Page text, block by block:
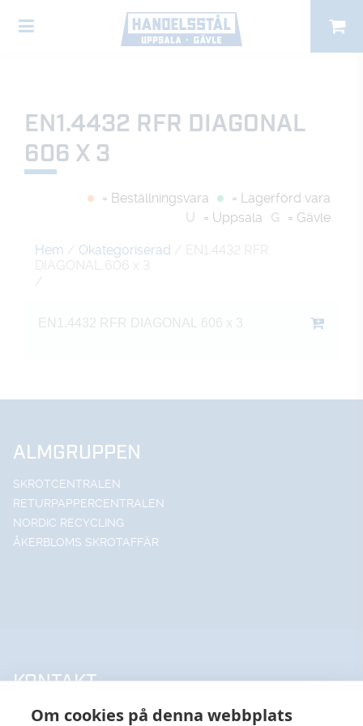
Om cookies på denna webbplats
EN1.4432 RFR DIAGONAL
606 X 3
= Beställningsvara
= Lagerförd vara
U
= Uppsala G = Gävle
Hem / Okategoriserad / EN1.4432 RFR
DIAGONAL 606 x 3
/
EN1.4432 RFR DIAGONAL 606 x 3
ALMGRUPPEN
SKROTCENTRALEN
RETURPAPPERCENTRALEN
NORDIC RECYCLING
ÅKERBLOMS SKROTAFFÄR
KONTAKT
UPPSALA HANDELSSTÅL AB